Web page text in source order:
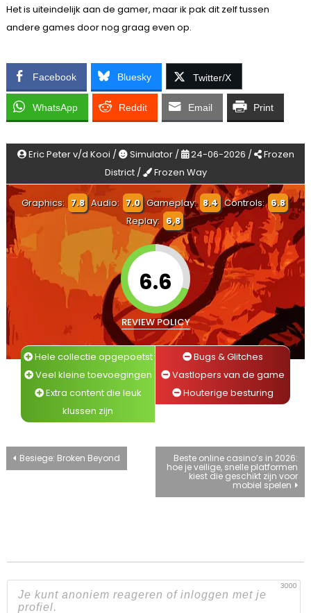
Het is uiteindelijk aan de gamer, maar ik pak dit zelf tussen
andere games door nog graag even op.
Facebook Bluesky Twitter/X
WhatsApp Reddit Email Print
Eric Peter v/d Kooi / Simulator / 24-06-2026 /
Frozen
District /
Frozen Way
Graphics: 7.8 Audio: 7.0 Gameplay: 8.4 Controls: 6.8
Replay: 6,8
6.6
REVIEW POLICY
Hele collectie opgepoetst
Veel kleine toevoegingen
Extra content die leuk
klussen zijn
Bugs & Glitches
Vastlopers van de game
Houterige besturing
Bericht
Besiege: Broken Beyond Beste online casino’s in 2026:
hoe je veilige, snelle platformen
kiest die geschikt zijn voor
mobiel spelen
3000